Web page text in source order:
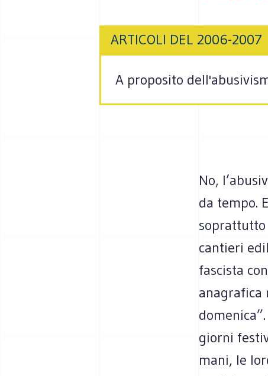
ARTICOLI DEL 2006-2007
A proposito
No,
da tempo.
soprattutto
cantieri
fascista
anagrafica
giorni
mani, le